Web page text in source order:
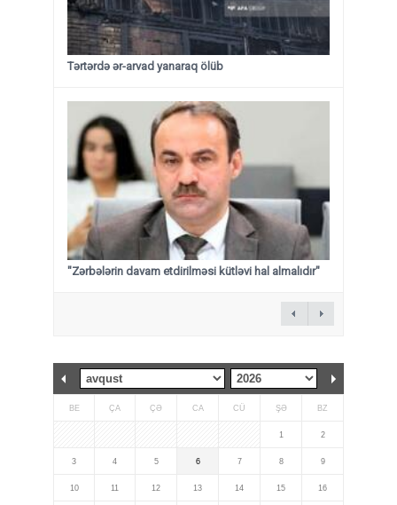
Tərtərdə ər-arvad yanaraq ölüb
"Zərbələrin davam etdirilməsi kütləvi hal almalıdır"
BE ÇA ÇƏ CA CÜ ŞƏ BZ
1 2
3 4 5 6 7 8 9
10 11 12 13 14 15 16